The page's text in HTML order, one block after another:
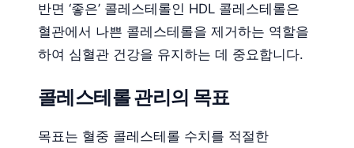
반면 ‘좋은’ 콜레스테롤인 HDL 콜레스테롤은
혈관에서 나쁜 콜레스테롤을 제거하는 역할을
하여 심혈관 건강을 유지하는 데 중요합니다.
콜레스테롤 관리의 목표
목표는 혈중 콜레스테롤 수치를 적절한